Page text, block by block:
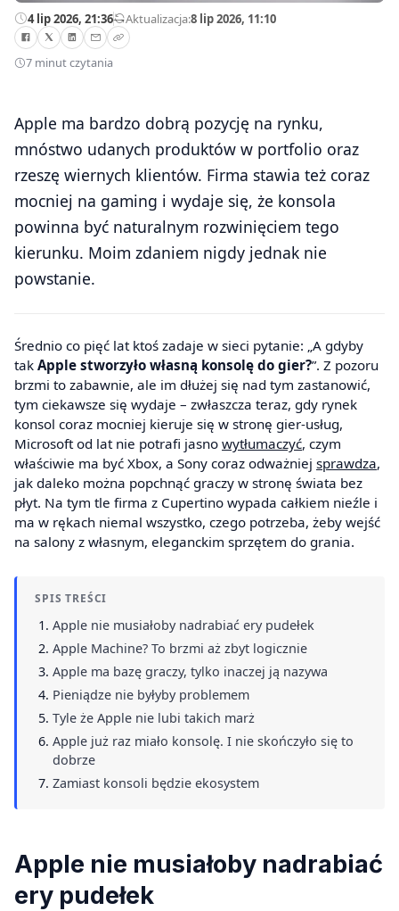
4 lip 2026, 21:36—Aktualizacja:8 lip 2026, 11:10
7 minut czytania
Apple ma bardzo dobrą pozycję na rynku,
mnóstwo udanych produktów w portfolio oraz
rzeszę wiernych klientów. Firma stawia też coraz
mocniej na gaming i wydaje się, że konsola
powinna być naturalnym rozwinięciem tego
kierunku. Moim zdaniem nigdy jednak nie
powstanie.
Średnio co pięć lat ktoś zadaje w sieci pytanie: „A gdyby
tak Apple stworzyło własną konsolę do gier?”. Z pozoru
brzmi to zabawnie, ale im dłużej się nad tym zastanowić,
tym ciekawsze się wydaje – zwłaszcza teraz, gdy rynek
konsol coraz mocniej kieruje się w stronę gier-usług,
Microsoft od lat nie potrafi jasno wytłumaczyć, czym
właściwie ma być Xbox, a Sony coraz odważniej sprawdza,
jak daleko można popchnąć graczy w stronę świata bez
płyt. Na tym tle firma z Cupertino wypada całkiem nieźle i
ma w rękach niemal wszystko, czego potrzeba, żeby wejść
na salony z własnym, eleganckim sprzętem do grania.
SPIS TREŚCI
Apple nie musiałoby nadrabiać ery pudełek
Apple Machine? To brzmi aż zbyt logicznie
Apple ma bazę graczy, tylko inaczej ją nazywa
Pieniądze nie byłyby problemem
Tyle że Apple nie lubi takich marż
Apple już raz miało konsolę. I nie skończyło się to
dobrze
Zamiast konsoli będzie ekosystem
Apple nie musiałoby nadrabiać
ery pudełek